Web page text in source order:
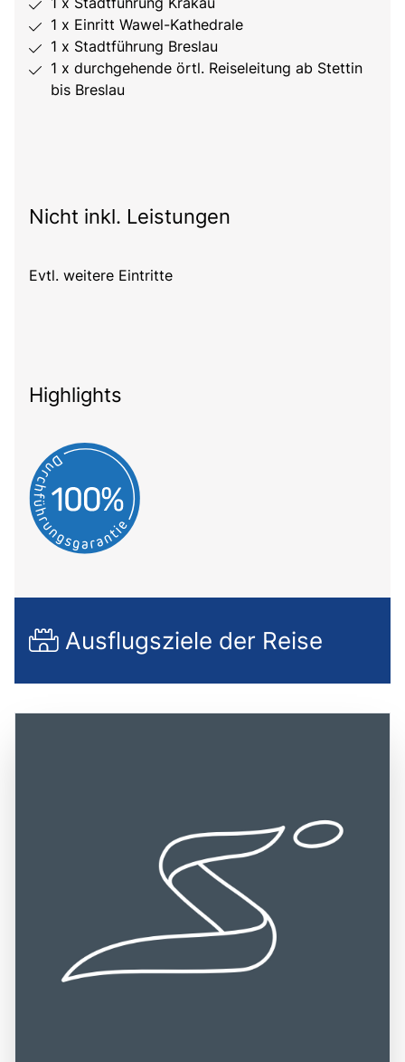
1 x Einritt Wawel-Kathedrale
1 x Stadtführung Breslau
1 x durchgehende örtl. Reiseleitung ab Stettin
bis Breslau
Nicht inkl. Leistungen
Evtl. weitere Eintritte
Highlights
Ausflugsziele der Reise